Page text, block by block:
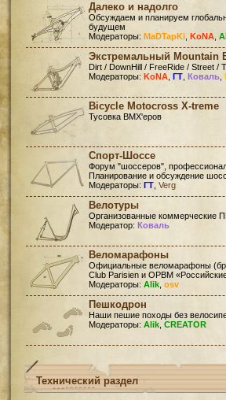
Далеко и надолго
Обсуждаем и планируем
будущем
Модераторы: MaDTapKi KoNA
Экстремальный Mountain
Dirt / DownHill / FreeRide / Street /
Модераторы: KoNA ГТ Коваль
Bicycle Motocross X-treme
Тусовка BMX'еров
Спорт-Шоссе
Форум "шоссеров",
Планирование и обсуждение
Модераторы: ГТ Verg
Велотуры
Организованные коммерческие
Модератор: Коваль
Веломарафоны
Официальные веломарафоны
Club Parisien и ОРВМ
Модераторы: Alik osv
Пешкодрон
Наши пешие походы без
Модераторы: Alik CREATOR
Технический раздел